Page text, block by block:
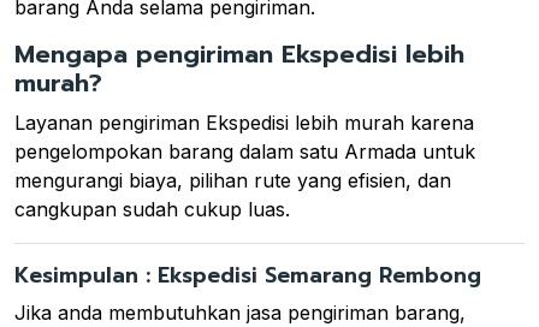
barang Anda selama pengiriman.
Mengapa pengiriman Ekspedisi lebih
murah?
Layanan pengiriman Ekspedisi lebih murah karena
pengelompokan barang dalam satu Armada untuk
mengurangi biaya, pilihan rute yang efisien, dan
cangkupan sudah cukup luas.
Kesimpulan : Ekspedisi Semarang Rembong
Jika anda membutuhkan jasa pengiriman barang,